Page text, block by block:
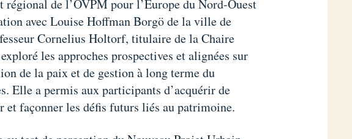
de l’OVPM pour l’Europe du Nord-Ouest
avec Louise Hoffman Borgö de la ville de
Cornelius Holtorf, titulaire de la Chaire
les approches prospectives et alignées sur
de la paix et de gestion à long terme du
Elle a permis aux participants d’acquérir de
et façonner les défis futurs liés au patrimoine.